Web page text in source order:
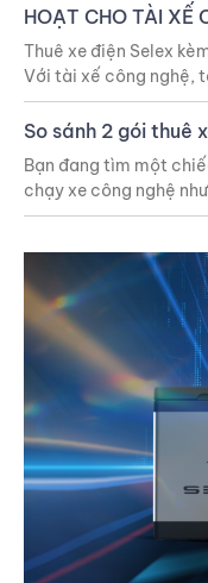
HOẠT CHO TÀI XẾ
Thuê xe điện Selex
Với tài xế công nghệ,
So sánh 2 gói thuê
Bạn đang tìm một
chạy xe công nghệ